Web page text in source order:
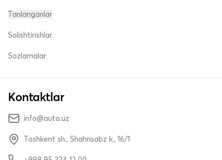
Tanlanganlar
Solishtirishlar
Sozlamalar
Kontaktlar
info@auto.uz
Toshkent sh., Shahrisabz k., 16/1